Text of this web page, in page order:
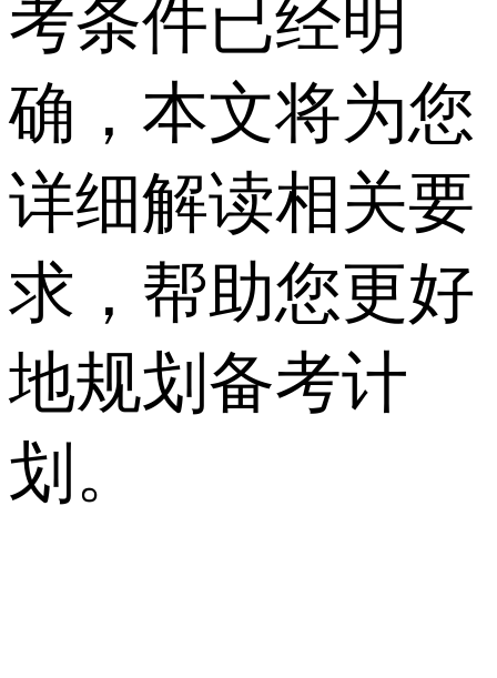
考条件已经明
确，本文将为您
详细解读相关要
求，帮助您更好
地规划备考计
划。